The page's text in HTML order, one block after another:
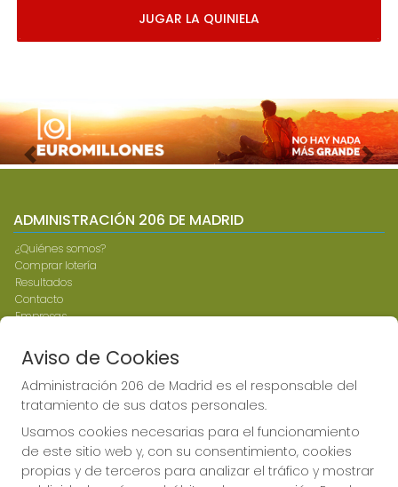
JUGAR LA QUINIELA
Imagen anterior
ADMINISTRACIÓN 206 DE MADRID
¿Quiénes somos?
Comprar lotería
Resultados
Contacto
Empresas
Peñas
Boletos digitales
Acceso
Registro
CONTACTO
ADMINISTRACION DE LOTERIAS: 206-MADRID - RECEPTOR
Aviso de Cookies
Administración 206 de Madrid es el responsable del
tratamiento de sus datos personales.
Usamos cookies necesarias para el funcionamiento
de este sitio web y, con su consentimiento, cookies
propias y de terceros para analizar el tráfico y mostrar